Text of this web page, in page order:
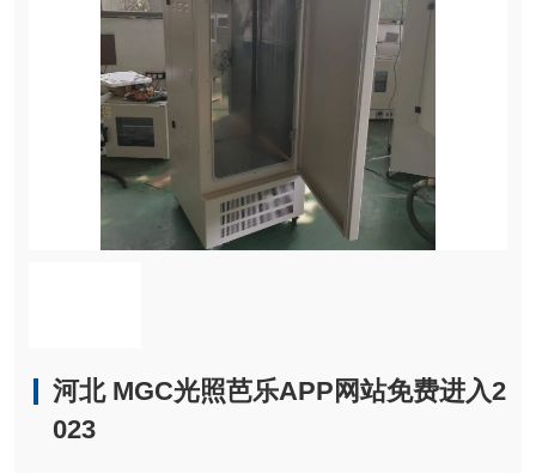
河北 MGC光照芭乐APP网站免费进入2
023